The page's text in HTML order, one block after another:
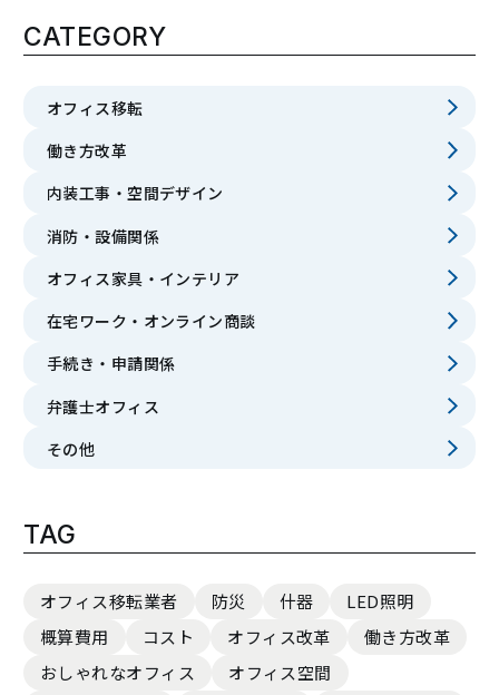
CATEGORY
オフィス移転
働き方改革
内装工事・空間デザイン
消防・設備関係
オフィス家具・インテリア
在宅ワーク・オンライン商談
手続き・申請関係
弁護士オフィス
その他
TAG
オフィス移転業者 防災 什器
LED照明
概算費用
コスト オフィス改革
働き方改革
おしゃれなオフィス
オフィス空間